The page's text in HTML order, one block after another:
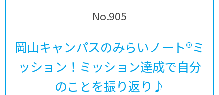
No.905
岡山キャンパスのみらいノート®ミ
ッション！ミッション達成で自分
のことを振り返り♪